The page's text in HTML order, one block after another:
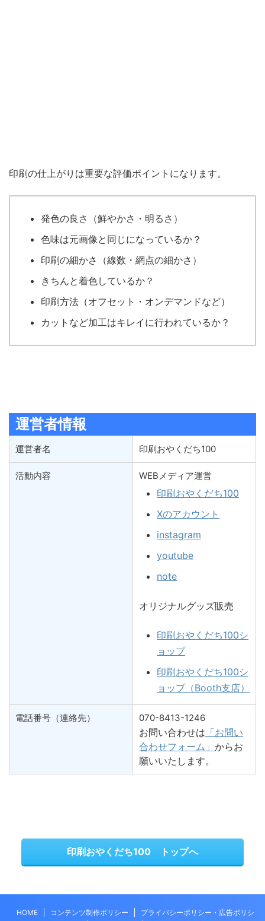
印刷の仕上がりは重要な評価ポイントになります。
発色の良さ（鮮やかさ・明るさ）
色味は元画像と同じになっているか？
印刷の細かさ（線数・網点の細かさ）
きちんと着色しているか？
印刷方法（オフセット・オンデマンドなど）
カットなど加工はキレイに行われているか？
運営者情報
運営者名 印刷おやくだち100
活動内容 WEBメディア運営
印刷おやくだち100
Xのアカウント
instagram
youtube
note
オリジナルグッズ販売
印刷おやくだち100シ
ョップ
印刷おやくだち100シ
ョップ（Booth支店）
電話番号（連絡先） 070-8413-1246
お問い合わせは 「お問い
合わせフォーム」 からお
願いいたします。
印刷おやくだち100 トップへ
HOME コンテンツ制作ポリシー
プライバシーポリシー・広告ポリシ